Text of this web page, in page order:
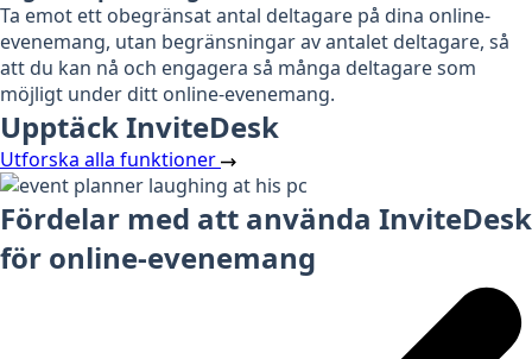
Ta emot ett obegränsat antal deltagare på dina online-
evenemang, utan begränsningar av antalet deltagare, så
att du kan nå och engagera så många deltagare som
möjligt under ditt online-evenemang.
Upptäck InviteDesk
Utforska alla funktioner
Fördelar med att använda InviteDesk
för online-evenemang